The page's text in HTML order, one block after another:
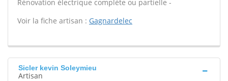
Rénovation électrique complète ou partielle -
Voir la fiche artisan : Gagnardelec
Sicler kevin Soleymieu
Artisan